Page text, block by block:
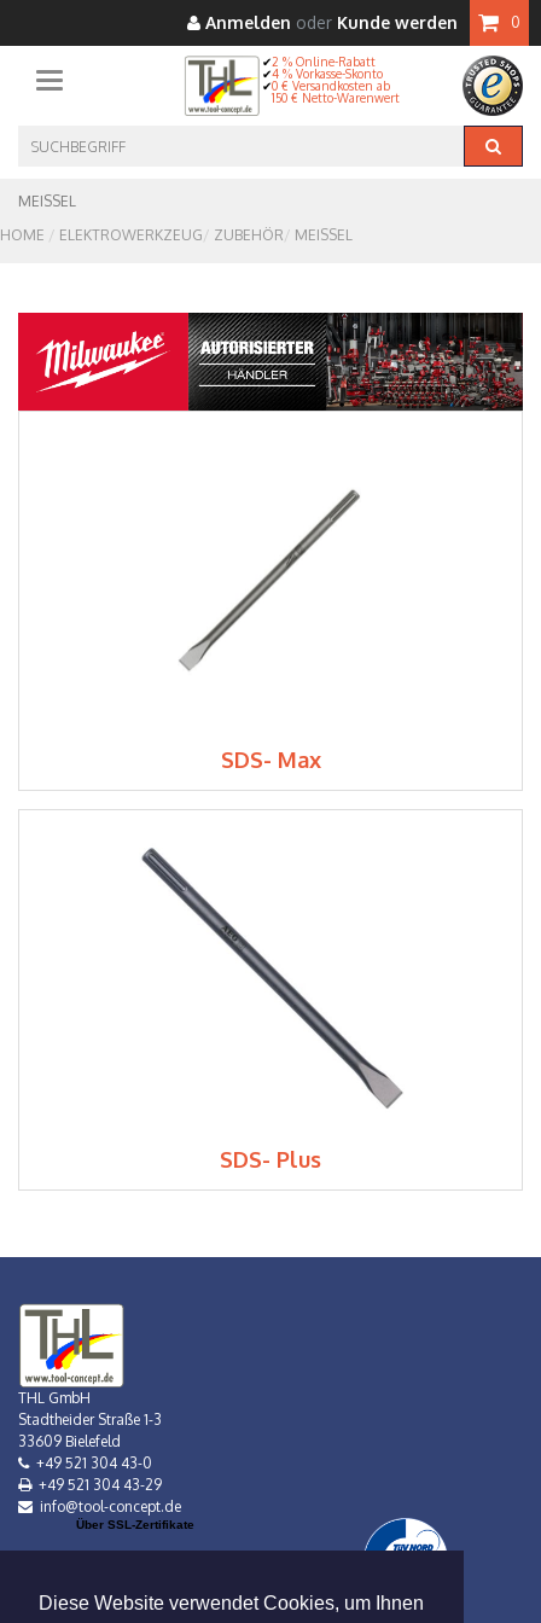
Diese Website verwendet Cookies, um Ihnen
Anmelden oder Kunde werden 0
Toggle navigation
2 % Online-Rabatt
4 % Vorkasse-Skonto
0 € Versandkosten ab
150 € Netto-Warenwert
MEISSEL
HOME
ELEKTROWERKZEUG ZUBEHÖR MEISSEL
SDS- Max
SDS- Plus
THL GmbH
Stadtheider Straße 1-3
33609 Bielefeld
+49 521 304 43-0
+49 521 304 43-29
info@tool-concept.de
Über SSL-Zertifikate